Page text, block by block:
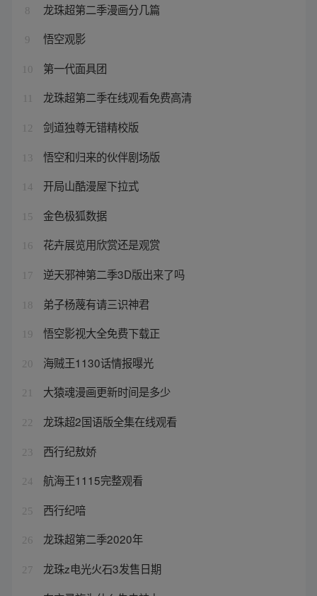
8 龙珠超第二季漫画分几篇
9 悟空观影
10 第一代面具团
龙珠超第二季在线观看免费高清
12 剑道独尊无错精校版
13 悟空和归来的伙伴剧场版
14 开局山酷漫屋下拉式
15 金色极狐数据
16 花卉展览用欣赏还是观赏
17 逆天邪神第二季3D版出来了吗
18 弟子杨蔑有请三识神君
19 悟空影视大全免费下载正
20 海贼王1130话情报曝光
21 大猿魂漫画更新时间是多少
22 龙珠超2国语版全集在线观看
23 西行纪敖娇
24 航海王1115完整观看
25 西行纪喑
26 龙珠超第二季2020年
27 龙珠z电光火石3发售日期